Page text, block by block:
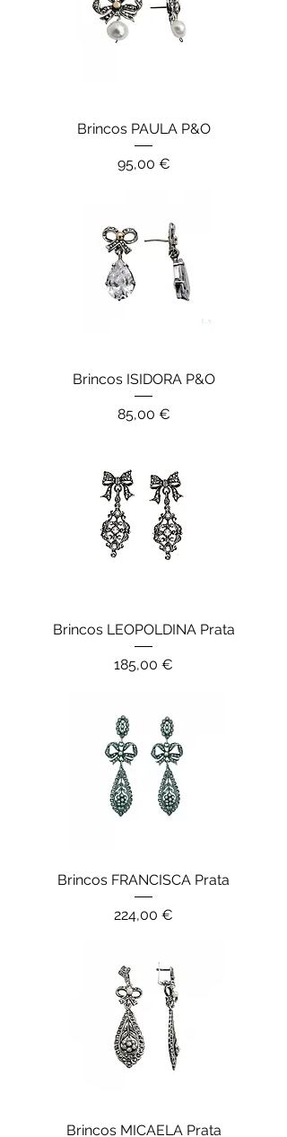
Brincos PAULA P&O
Preço
95,00 €
Brincos ISIDORA P&O
Preço
85,00 €
Brincos LEOPOLDINA Prata
Preço
185,00 €
Brincos FRANCISCA Prata
Preço
224,00 €
Brincos MICAELA Prata